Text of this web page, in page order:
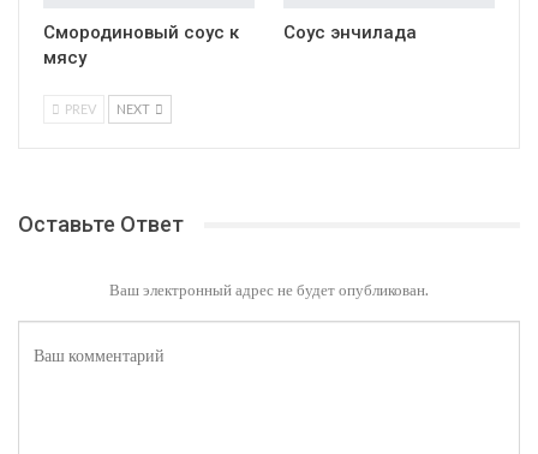
Смородиновый соус к
мясу
Соус энчилада
PREV NEXT
Оставьте Ответ
Ваш электронный адрес не будет опубликован.